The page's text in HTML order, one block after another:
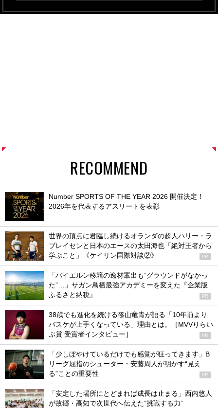
RECOMMEND
Number SPORTS OF THE YEAR 2026 開催決定！
2026年を代表するアスリートを表彰
世界の頂点に君臨し続けるオランダの超人ハリー・ラ
ブレイセンと日本のエースの太田海也「絶対王者から
学ぶこと」《ケイリン国際対談②》
PR
「バイエルン移籍の逸材輩出も“グラウンドがなかっ
た”…」サガン鳥栖最強アカデミーを変えた『企業版
ふるさと納税』
PR
38歳でも進化を続ける篠山竜青が語る「10年前より
バスケが上手くなっている」理由とは。［MVVりらい
ぶ賞 受賞者インタビュー］
PR
「少しぼやけているだけでも感覚が狂ってきます」B
リーグ屈指のシューター・安藤周人が明かす“見え
る”ことの重要性
PR
「安定した場所にとどまれば成長は止まる」西内悠人
が故郷・高知で次世代へ伝えた“挑戦する力”